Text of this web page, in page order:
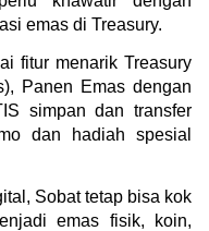
emas di Treasury.
fitur menarik Treasury
Panen Emas dengan
simpan dan transfer
dan hadiah spesial
Sobat tetap bisa kok
emas fisik, koin,